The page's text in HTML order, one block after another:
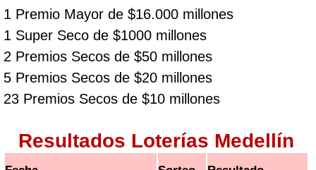
1 Premio Mayor de $16.000 millones
1 Super Seco de $1000 millones
2 Premios Secos de $50 millones
5 Premios Secos de $20 millones
23 Premios Secos de $10 millones
Resultados Loterías Medellín